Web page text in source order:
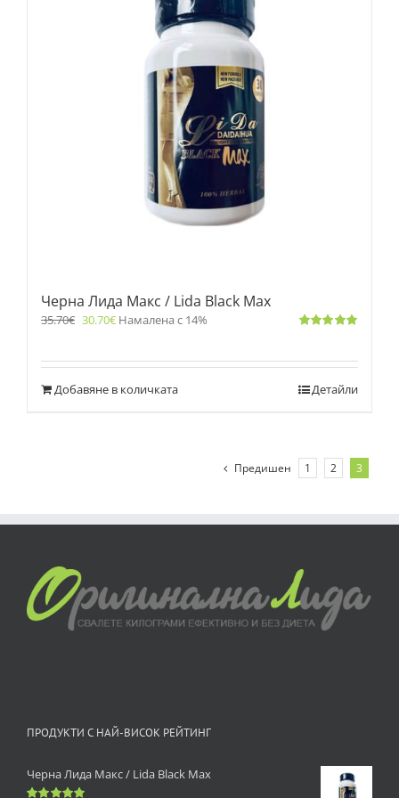
Черна Лида Макс / Lida Black Max
35.70€ 30.70€ Намалена с 14%
Добавяне в количката Детайли
Предишен 1 2 3
ПРОДУКТИ С НАЙ-ВИСОК РЕЙТИНГ
Черна Лида Макс / Lida Black Max